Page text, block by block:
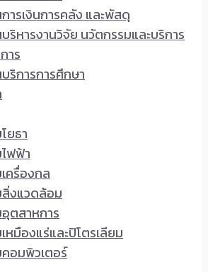
ารเงินการคลัง และพัสดุ
ริหารงานวิจัย นวัตกรรมและบริการ
าร
ริการการศึกษา
ยธา
ฟฟ้า
ครื่องกล
งแวดล้อม
ตสาหการ
หมืองแร่และปิโตรเลียม
อมพิวเตอร์